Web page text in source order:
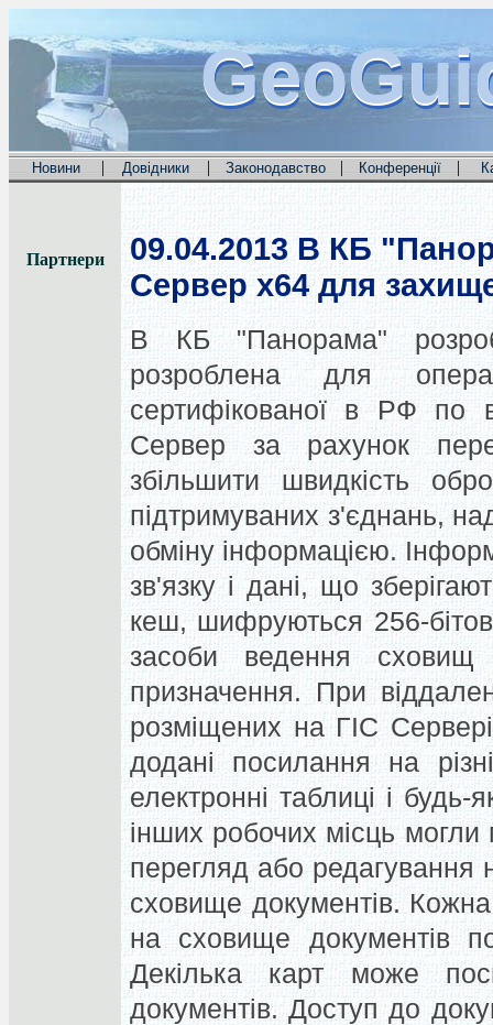
Новини | Довідники | Законодавство | Конференції |
Партнери 09.04.2013 В КБ
Сервер x64 для
В КБ "Панорама"
розроблена для
сертифікованої в РФ по
Сервер за рахунок
збільшити швидкість
підтримуваних з'єднань,
обміну інформацією.
зв'язку і дані, що
кеш, шифруються 256-
засоби ведення сховищ
призначення. При
розміщених на ГІС
додані посилання на
електронні таблиці і
інших робочих місць
перегляд або редагування
сховище документів.
на сховище документів
Декілька карт може
документів. Доступ до